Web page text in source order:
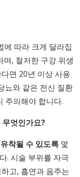
에 따라 크게 달라집
, 철저한 구강 위생
면 20년 이상 사용
뇨와 같은 전신 질환
주의해야 합니다.
엇인가요?
착될 수 있도록 몇
. 시술 부위를 자극
고, 흡연과 음주는